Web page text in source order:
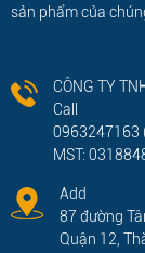
sản phẩm của
CÔNG TY
Call
0963247163
MST:
Add
87 đường
Quận 12,